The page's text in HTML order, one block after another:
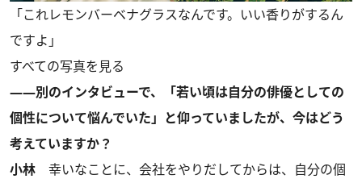
「これレモンバーベナグラスなんです。いい香りがするん
ですよ」
すべての写真を見る
――別のインタビューで、「若い頃は自分の俳優としての
個性について悩んでいた」と仰っていましたが、今はどう
考えていますか？
小林 幸いなことに、会社をやりだしてからは、自分の個